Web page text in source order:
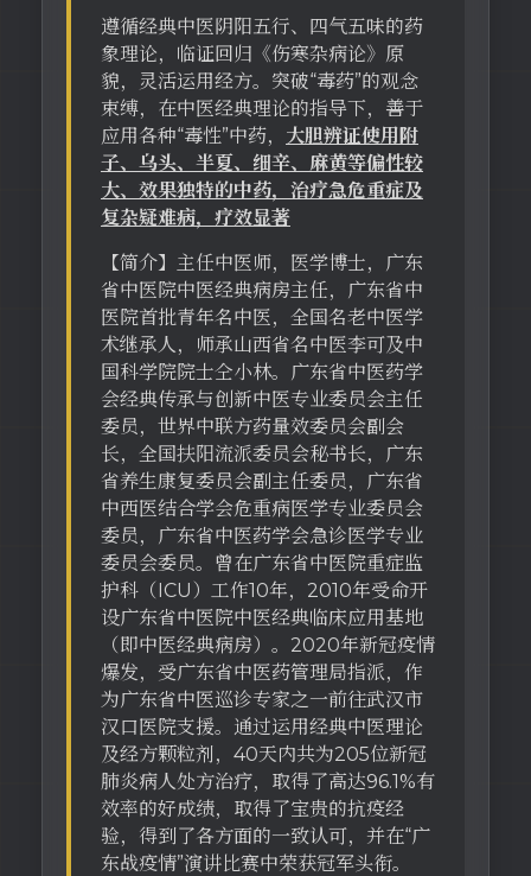
遵循经典中医阴阳五行、四气五味的药
象理论，临证回归《伤寒杂病论》原
貌，灵活运用经方。突破“毒药”的观念
束缚，在中医经典理论的指导下，善于
应用各种“毒性”中药， 大胆辨证使用附
子、乌头、半夏、细辛、麻黄等偏性较
大、效果独特的中药，治疗急危重症及
复杂疑难病，疗效显著
【简介】主任中医师，医学博士，广东
省中医院中医经典病房主任，广东省中
医院首批青年名中医，全国名老中医学
术继承人，师承山西省名中医李可及中
国科学院院士仝小林。广东省中医药学
会经典传承与创新中医专业委员会主任
委员，世界中联方药量效委员会副会
长，全国扶阳流派委员会秘书长，广东
省养生康复委员会副主任委员，广东省
中西医结合学会危重病医学专业委员会
委员，广东省中医药学会急诊医学专业
委员会委员。曾在广东省中医院重症监
护科（ICU）工作10年，2010年受命开
设广东省中医院中医经典临床应用基地
（即中医经典病房）。2020年新冠疫情
爆发，受广东省中医药管理局指派，作
为广东省中医巡诊专家之一前往武汉市
汉口医院支援。通过运用经典中医理论
及经方颗粒剂，40天内共为205位新冠
肺炎病人处方治疗，取得了高达96.1%有
效率的好成绩，取得了宝贵的抗疫经
验，得到了各方面的一致认可，并在“广
东战疫情”演讲比赛中荣获冠军头衔。